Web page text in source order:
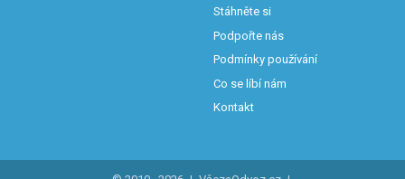
Stáhněte si
Podpořte nás
Podmínky používání
Co se líbí nám
Kontakt